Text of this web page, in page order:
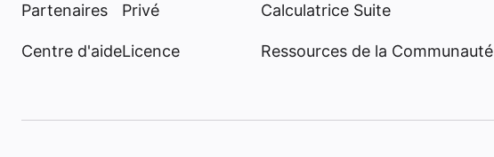
Partenaires
Centre d'aide
Privé
Licence
Calculatrice Suite
Ressources de la Communauté